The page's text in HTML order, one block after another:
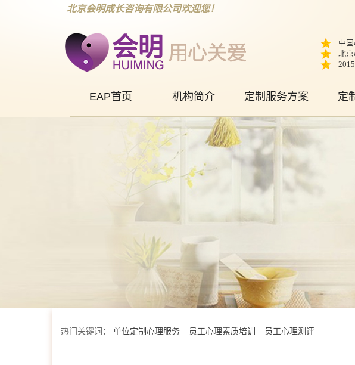
北京会明成长咨询有限公司欢迎您！
中
北
EAP首页 机构简介 定制服务方案 定
热门关键词： 单位定制心理服务 员工心理素质培训 员工心理测评